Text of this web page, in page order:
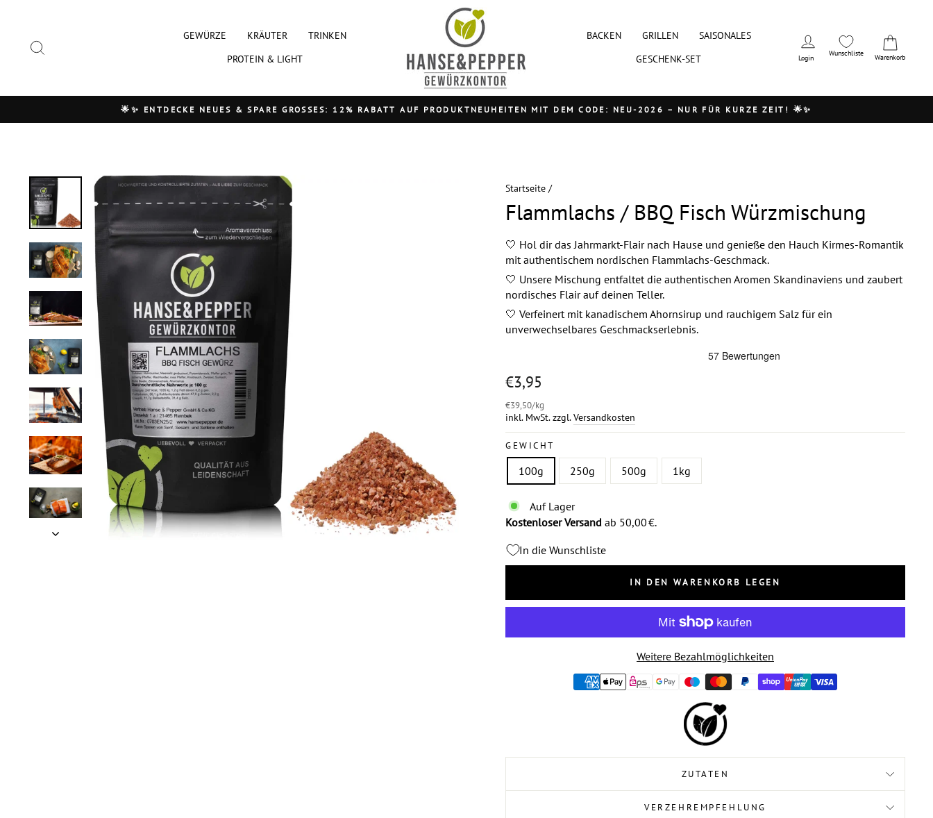
GEWÜRZE KRÄUTER
TRINKEN
PROTEIN & LIGHT
BACKEN GRILLEN
SAISONALES
GESCHENK-SET
Login
Wunschliste Warenkorb
Pause
🌟✨ ENTDECKE NEUES & SPARE GROSSES: 12% RABATT AUF PRODUKTNEUHEITEN MIT DEM CODE: NEU-2026 – NUR FÜR KURZE ZEIT! 🌟✨
Startseite /
Flammlachs / BBQ Fisch Würzmischung
🤍 Hol dir das Jahrmarkt-Flair nach Hause und genieße den Hauch Kirmes-Romantik
mit authentischem nordischen Flammlachs-Geschmack.
🤍 Unsere Mischung entfaltet die authentischen Aromen Skandinaviens und zaubert
nordisches Flair auf deinen Teller.
🤍 Verfeinert mit kanadischem Ahornsirup und rauchigem Salz für ein
unverwechselbares Geschmackserlebnis.
Normaler
Preis
€3,95
€39,50/kg
inkl. MwSt. zzgl.Versandkosten
GEWICHT
100g 250g 500g 1kg
Auf Lager
Kostenloser Versand ab 50,00 €.
In die Wunschliste
IN DEN WARENKORB LEGEN
Weitere Bezahlmöglichkeiten
ZUTATEN
VERZEHREMPFEHLUNG